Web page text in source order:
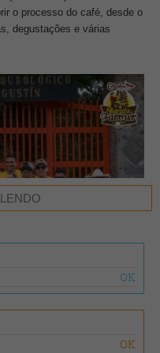
o processo do café, desde o
degustações e várias
de 28 anos, Diego
o Campeonato